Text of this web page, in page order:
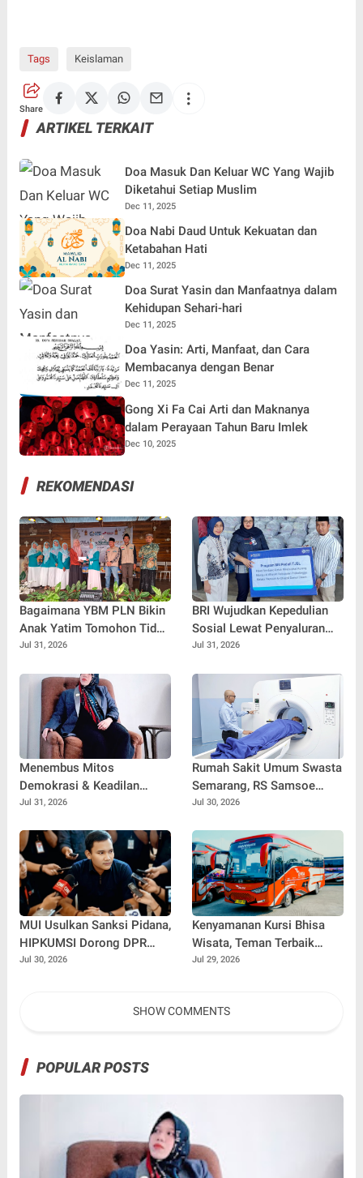
Tags Keislaman
Share
ARTIKEL TERKAIT
Doa Masuk Dan Keluar WC Yang Wajib
Diketahui Setiap Muslim
Dec 11, 2025
Doa Nabi Daud Untuk Kekuatan dan
Ketabahan Hati
Dec 11, 2025
Doa Surat Yasin dan Manfaatnya dalam
Kehidupan Sehari-hari
Dec 11, 2025
Doa Yasin: Arti, Manfaat, dan Cara
Membacanya dengan Benar
Dec 11, 2025
Gong Xi Fa Cai Arti dan Maknanya
dalam Perayaan Tahun Baru Imlek
Dec 10, 2025
REKOMENDASI
Bagaimana YBM PLN Bikin
Anak Yatim Tomohon Tidak
Tertinggal di Tahun Ajaran
Jul 31, 2026
BRI Wujudkan Kepedulian
Sosial Lewat Penyaluran
Paket Sembako di
Jul 31, 2026
Menembus Mitos
Demokrasi & Keadilan
Sosial: Adv. Fara Fariha
Simpati Publik dan Aksi
Main Hakim Sendiri
Jul 31, 2026
Rumah Sakit Umum Swasta
Semarang, RS Samsoe
Hidajat Perluas Layanan
Jul 30, 2026
MUI Usulkan Sanksi Pidana,
HIPKUMSI Dorong DPR
Segera Bertindak
Jul 30, 2026
Kenyamanan Kursi Bhisa
Wisata, Teman Terbaik
untuk Perjalanan Jauh
Jul 29, 2026
SHOW COMMENTS
POPULAR POSTS